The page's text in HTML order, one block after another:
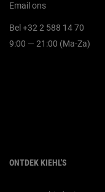
Email ons
Bel +32 2 588 14 70
9:00 — 21:00 (Ma-Za)
ONTDEK KIEHL'S